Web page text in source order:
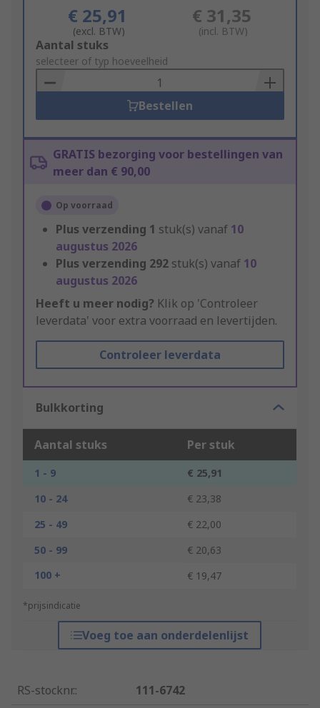
€ 25,91
(excl. BTW)
€ 31,35
(incl. BTW)
Add
to
Basket
Aantal stuks
selecteer of typ hoeveelheid
Bestellen
GRATIS bezorging voor bestellingen van
meer dan € 90,00
Op voorraad
Plus verzending 1 stuk(s) vanaf 10
augustus 2026
Plus verzending 292 stuk(s) vanaf 10
augustus 2026
Heeft u meer nodig? Klik op 'Controleer
leverdata' voor extra voorraad en levertijden.
Controleer leverdata
Bulkkorting
Aantal stuks Per stuk
1 - 9
€ 25,91
10 - 24
€ 23,38
25 - 49
€ 22,00
50 - 99
€ 20,63
100 +
€ 19,47
*prijsindicatie
Voeg toe aan onderdelenlijst
RS-stocknr.:
111-6742